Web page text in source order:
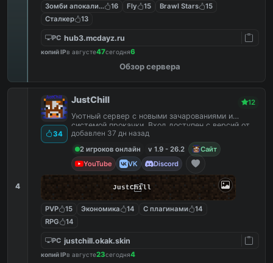
Зомби апокалипсис16 Fly 15 Brawl Stars
15
Сталкер
13
PC hub3.mcdayz.ru
копий IPв августе47сегодня6
Обзор сервера
4
34
JustChill 12
Уютный сервер с новыми зачарованиями и
системой прокачки. Вход доступен с версий от
1.9 до 26.2
добавлен 37 дн назад
2 игроков онлайн
v 1.9 - 26.2
Сайт
YouTube
VK Discord
JustChill
PVP 15 Экономика 14 С плагинами
14
RPG
14
PC justchill.okak.skin
копий IPв августе23сегодня4